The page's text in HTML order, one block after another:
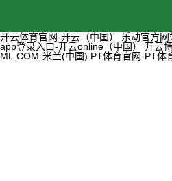
开云体育官网-开云（中国） 乐动官方网
app登录入口-开云online（中国）
开云
ML.COM-米兰(中国) PT体育官网-PT体